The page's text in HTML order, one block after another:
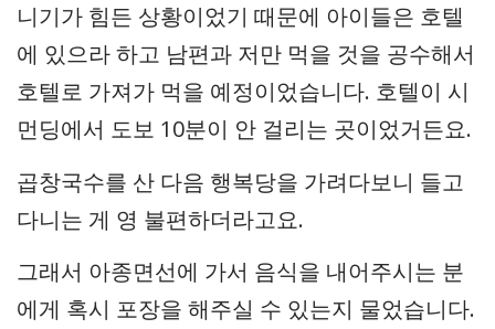
니기가 힘든 상황이었기 때문에 아이들은 호텔
에 있으라 하고 남편과 저만 먹을 것을 공수해서
호텔로 가져가 먹을 예정이었습니다. 호텔이 시
먼딩에서 도보 10분이 안 걸리는 곳이었거든요.
곱창국수를 산 다음 행복당을 가려다보니 들고
다니는 게 영 불편하더라고요.
그래서 아종면선에 가서 음식을 내어주시는 분
에게 혹시 포장을 해주실 수 있는지 물었습니다.